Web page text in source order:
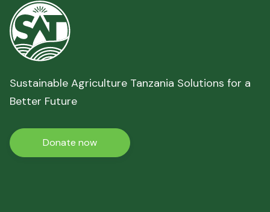
Sustainable Agriculture Tanzania Solutions for a
Better Future
Donate now